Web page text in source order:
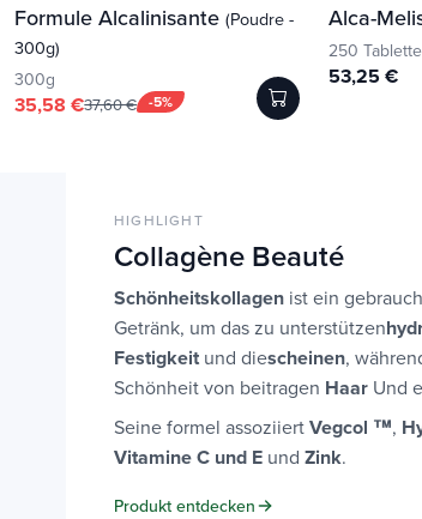
Formule Alcalinisante(Poudre -
300g)
300g
-5%
35,58 €37,60 €
Alca-
250
53,25 €
HIGHLIGHT
Collagène Beauté
Schönheitskollagenist ein
Getränk, um das zu unterstützen
Festigkeitund diescheinen,
Schönheit von beitragen HaarUnd
Seine formel assoziiertVegcol ™,
Vitamine C und Eund Zink.
Produkt entdecken